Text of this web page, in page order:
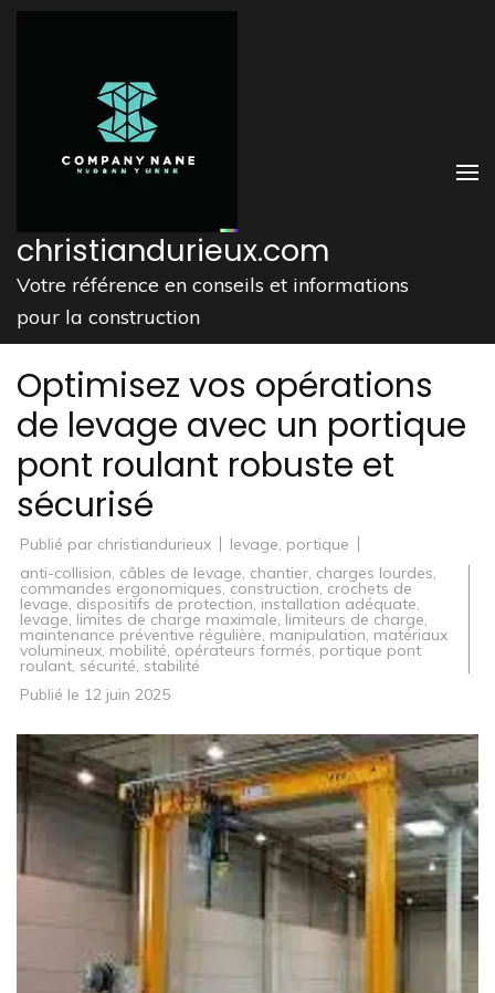
Aller
christiandurieux.com
Votre référence en conseils et informations
pour la construction
Optimisez vos opérations
de levage avec un portique
pont roulant robuste et
sécurisé
Publié par christiandurieux levage, portique
anti-collision, câbles de levage, chantier, charges lourdes,
commandes ergonomiques,construction, crochets de
levage, dispositifs de protection, installation adéquate,
levage, limites de charge maximale, limiteurs de charge,
maintenance préventive régulière, manipulation, matériaux
volumineux, mobilité, opérateurs formés, portique pont
roulant, sécurité, stabilité
Publié le 12 juin 2025